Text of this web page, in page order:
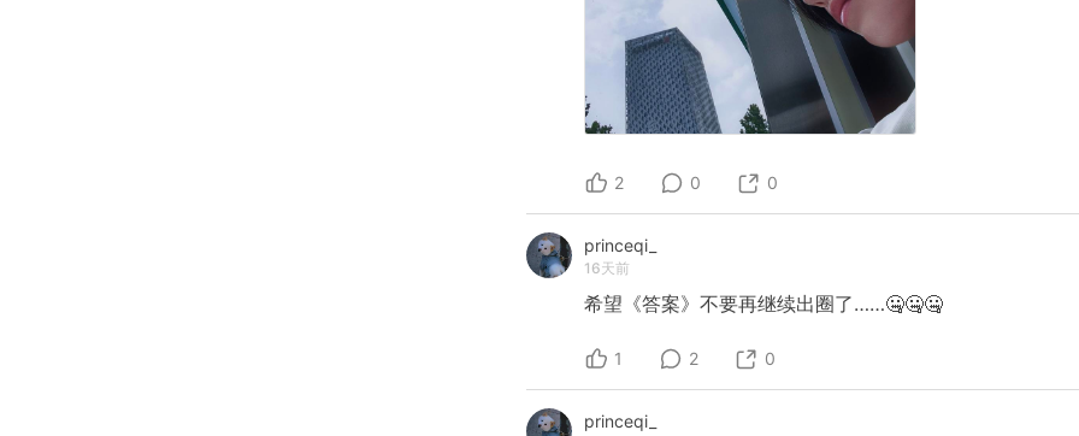
2 0 0
princeqi_
16天前
希望《答案》不要再继续出圈了……🤐🤐🤐
1 2 0
princeqi_